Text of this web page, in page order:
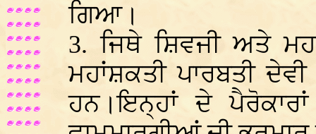
ਗਿਆ।
3. ਜਿਥੇ ਸ਼ਿਵਜੀ ਅਤੇ
ਮਹਾਂਸ਼ਕਤੀ ਪਾਰਬਤੀ
ਹਨ।ਇਨ੍ਹਾਂ ਦੇ